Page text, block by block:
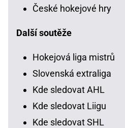
České hokejové hry
Další soutěže
Hokejová liga mistrů
Slovenská extraliga
Kde sledovat AHL
Kde sledovat Liigu
Kde sledovat SHL